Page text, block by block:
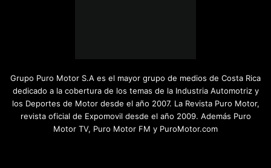
Grupo Puro Motor S.A es el mayor grupo de medios de Costa Rica
dedicado a la cobertura de los temas de la Industria Automotriz y
los Deportes de Motor desde el año 2007. La Revista Puro Motor,
revista oficial de Expomovil desde el año 2009. Además Puro
Motor TV, Puro Motor FM y PuroMotor.com